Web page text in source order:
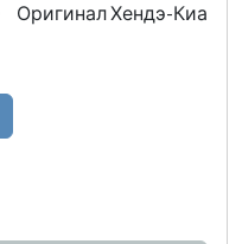
Оригинал Хендэ-Киа